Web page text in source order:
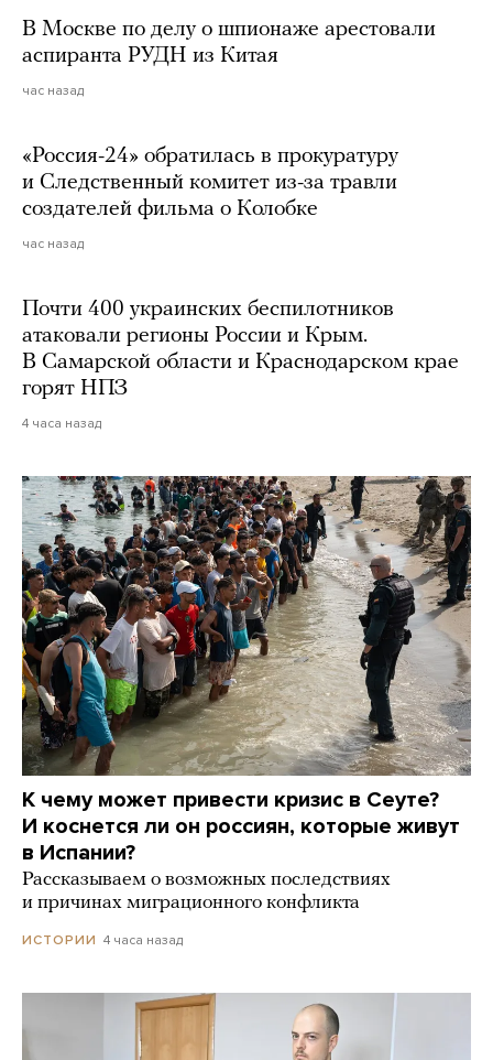
В Москве по делу о шпионаже арестовали
аспиранта РУДН из Китая
час назад
«Россия-24» обратилась в прокуратуру
и Следственный комитет из-за травли
создателей фильма о Колобке
час назад
Почти 400 украинских беспилотников
атаковали регионы России и Крым.
В Самарской области и Краснодарском крае
горят НПЗ
4 часа назад
К чему может привести кризис в Сеуте?
И коснется ли он россиян, которые живут
в Испании?
Рассказываем о возможных последствиях
и причинах миграционного конфликта
ИСТОРИИ 4 часа назад